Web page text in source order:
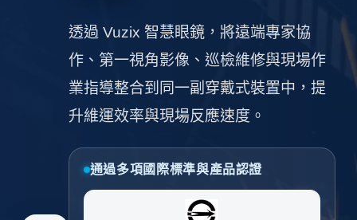
透過 Vuzix 智慧眼鏡，將遠端專家協
作、第一視角影像、巡檢維修與現場作
業指導整合到同一副穿戴式裝置中，提
升維運效率與現場反應速度。
通過多項國際標準與產品認證